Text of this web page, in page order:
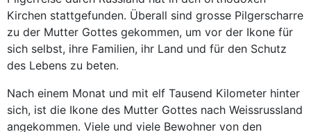
Kirchen stattgefunden. Überall sind grosse Pilgerscharre
zu der Mutter Gottes gekommen, um vor der Ikone für
sich selbst, ihre Familien, ihr Land und für den Schutz
des Lebens zu beten.
Nach einem Monat und mit elf Tausend Kilometer hinter
sich, ist die Ikone des Mutter Gottes nach Weissrussland
angekommen. Viele und viele Bewohner von den